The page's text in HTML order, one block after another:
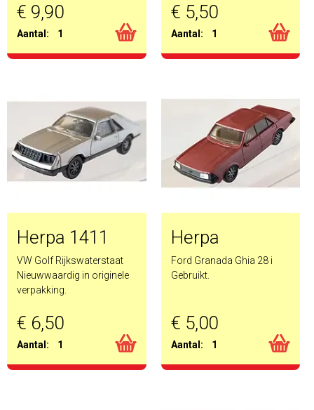
€ 9,90
Aantal: 1
€ 5,50
Aantal: 1
Herpa 1411
VW Golf Rijkswaterstaat
Nieuwwaardig in originele
verpakking.
€ 6,50
Aantal: 1
Herpa
Ford Granada Ghia 28 i
Gebruikt.
€ 5,00
Aantal: 1